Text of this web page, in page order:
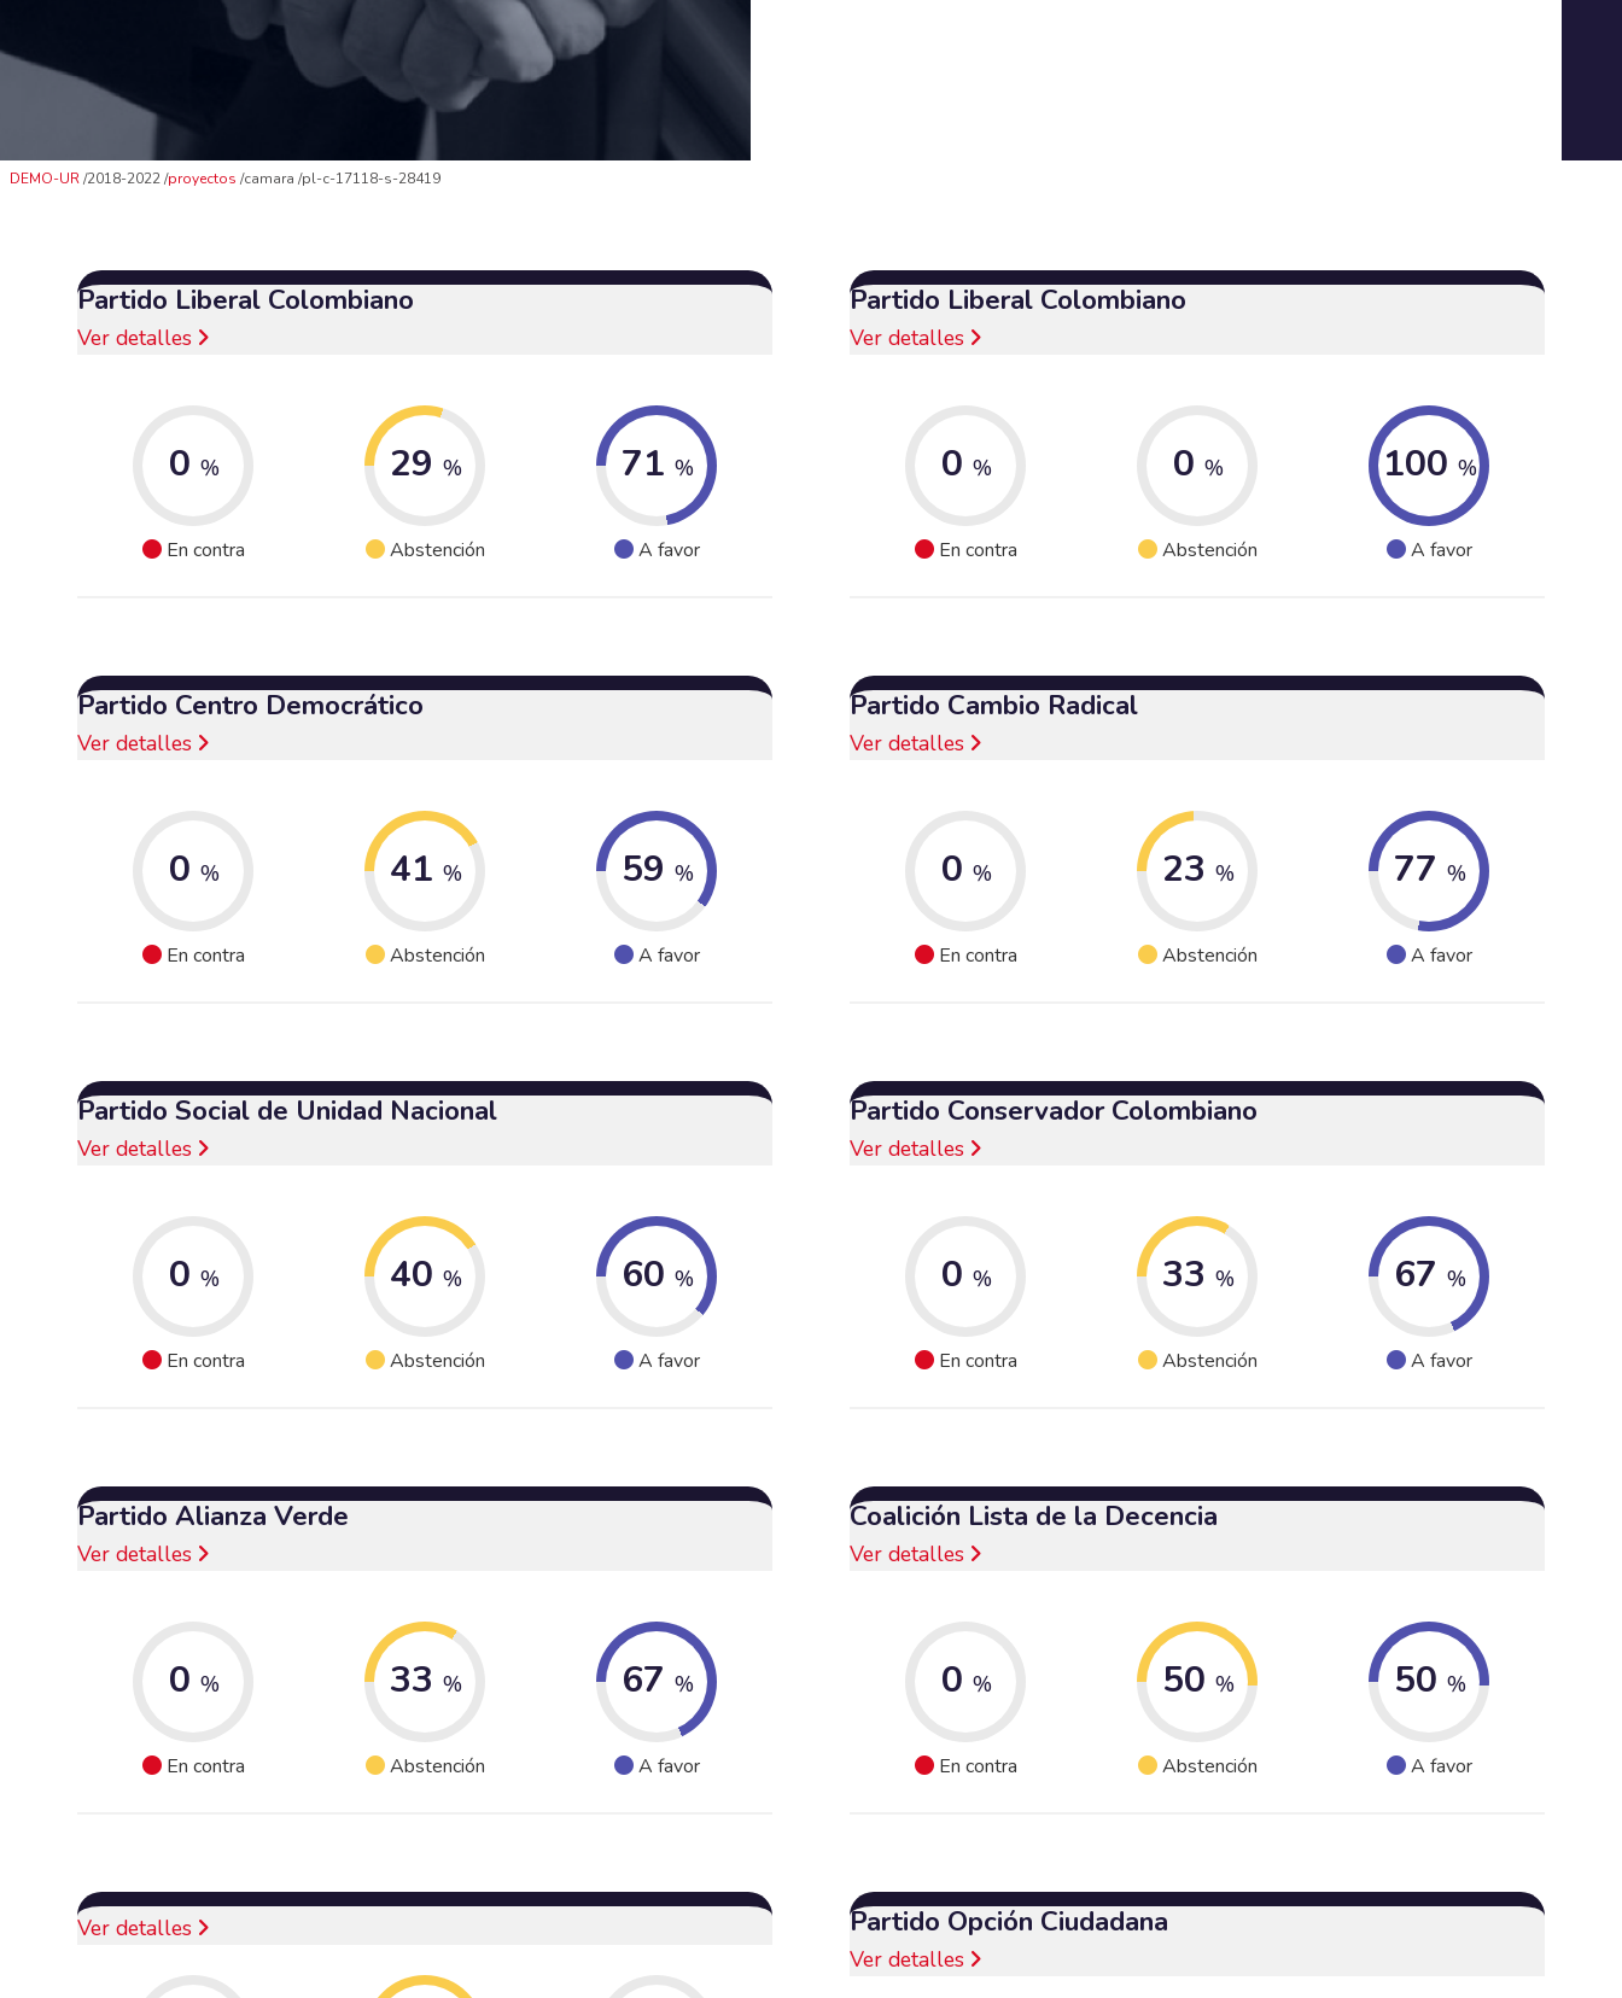
DEMO-UR 2018-2022 proyectos camara pl-c-17118-s-28419
Partido Liberal Colombiano
Ver detalles
0 %
En contra
29 %
Abstención
71 %
A favor
Partido Liberal Colombiano
Ver detalles
0 %
En contra
0 %
Abstención
100 %
A favor
Partido Centro Democrático
Ver detalles
0 %
En contra
41 %
Abstención
59 %
A favor
Partido Cambio Radical
Ver detalles
0 %
En contra
23 %
Abstención
77 %
A favor
Partido Social de Unidad Nacional
Ver detalles
0 %
En contra
40 %
Abstención
60 %
A favor
Partido Conservador Colombiano
Ver detalles
0 %
En contra
33 %
Abstención
67 %
A favor
Partido Alianza Verde
Ver detalles
0 %
En contra
33 %
Abstención
67 %
A favor
Coalición Lista de la Decencia
Ver detalles
0 %
En contra
50 %
Abstención
50 %
A favor
Ver detalles Partido Opción Ciudadana
Ver detalles